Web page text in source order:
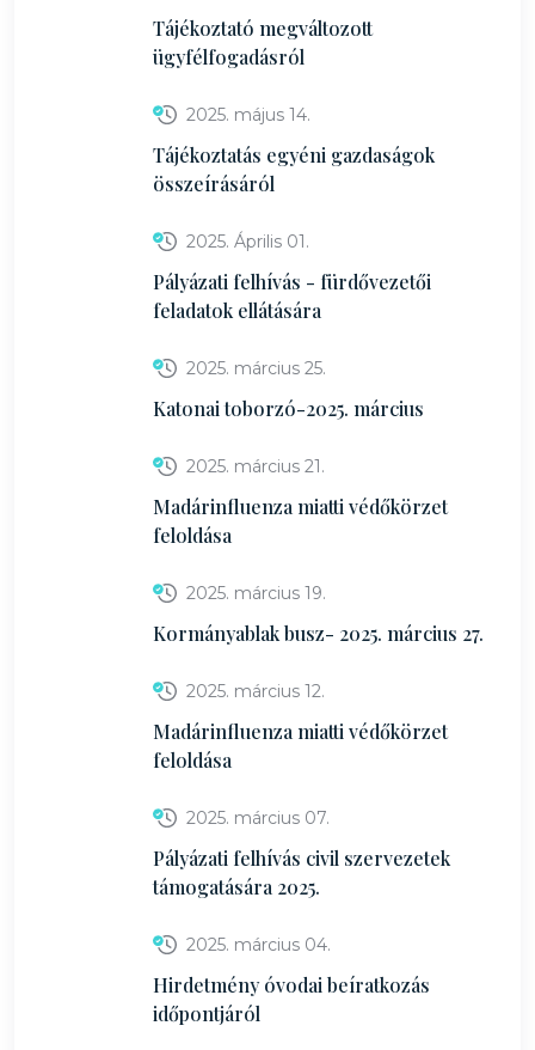
Tájékoztató megváltozott
ügyfélfogadásról
2025. május 14.
Tájékoztatás egyéni gazdaságok
összeírásáról
2025. Április 01.
Pályázati felhívás - fürdővezetői
feladatok ellátására
2025. március 25.
Katonai toborzó-2025. március
2025. március 21.
Madárinfluenza miatti védőkörzet
feloldása
2025. március 19.
Kormányablak busz- 2025. március 27.
2025. március 12.
Madárinfluenza miatti védőkörzet
feloldása
2025. március 07.
Pályázati felhívás civil szervezetek
támogatására 2025.
2025. március 04.
Hirdetmény óvodai beíratkozás
időpontjáról